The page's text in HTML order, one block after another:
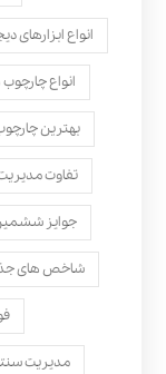
انواع ابزارهای
انواع
بهترین
تفاوت
جوایز
شاخص های
مدیریت